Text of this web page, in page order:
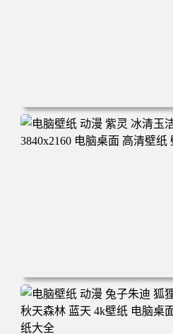
电脑壁纸 动漫 凡人修仙传 韩立
脑桌面 高清壁纸 壁纸下载 壁纸
电脑壁纸 动漫 紫灵 冰清玉洁《
160 电脑桌面 高清壁纸 壁纸下载